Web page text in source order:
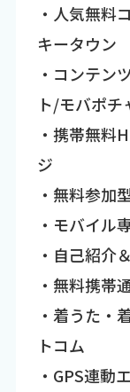
・人気無料
キータウン
・コンテン
ト/モバポチ
・携帯無料
ジ
・無料参加
・モバイル
・自己紹介
・無料携帯
・着うた・
トコム
・GPS連動